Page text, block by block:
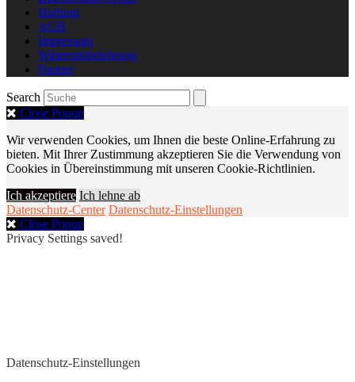
Haftung
AGB
Impressum
Widerrufsbelehrung
Partner
Search
Close Popup
Wir verwenden Cookies, um Ihnen die beste Online-Erfahrung zu
bieten. Mit Ihrer Zustimmung akzeptieren Sie die Verwendung von
Cookies in Übereinstimmung mit unseren Cookie-Richtlinien.
Ich akzeptiere Ich lehne ab
Datenschutz-Center Datenschutz-Einstellungen
Close Popup
Privacy Settings saved!
Datenschutz-Einstellungen